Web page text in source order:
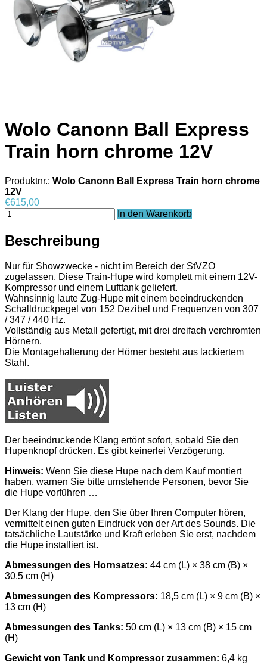
Wolo Canonn Ball Express
Train horn chrome 12V
Produktnr.: Wolo Canonn Ball Express Train horn chrome
12V
€615,00
In den Warenkorb
Beschreibung
Nur für Showzwecke - nicht im Bereich der StVZO
zugelassen. Diese Train-Hupe wird komplett mit einem 12V-
Kompressor und einem Lufttank geliefert.
Wahnsinnig laute Zug-Hupe mit einem beeindruckenden
Schalldruckpegel von 152 Dezibel und Frequenzen von 307
/ 347 / 440 Hz.
Vollständig aus Metall gefertigt, mit drei dreifach verchromten
Hörnern.
Die Montagehalterung der Hörner besteht aus lackiertem
Stahl.
Der beeindruckende Klang ertönt sofort, sobald Sie den
Hupenknopf drücken. Es gibt keinerlei Verzögerung.
Hinweis: Wenn Sie diese Hupe nach dem Kauf montiert
haben, warnen Sie bitte umstehende Personen, bevor Sie
die Hupe vorführen …
Der Klang der Hupe, den Sie über Ihren Computer hören,
vermittelt einen guten Eindruck von der Art des Sounds. Die
tatsächliche Lautstärke und Kraft erleben Sie erst, nachdem
die Hupe installiert ist.
Abmessungen des Hornsatzes: 44 cm (L) × 38 cm (B) ×
30,5 cm (H)
Abmessungen des Kompressors: 18,5 cm (L) × 9 cm (B) ×
13 cm (H)
Abmessungen des Tanks: 50 cm (L) × 13 cm (B) × 15 cm
(H)
Gewicht von Tank und Kompressor zusammen: 6,4 kg